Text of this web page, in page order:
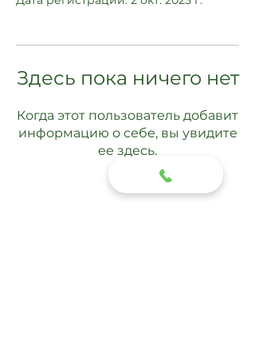
Здесь пока ничего нет
Когда этот пользователь добавит
информацию о себе, вы увидите
ее здесь.